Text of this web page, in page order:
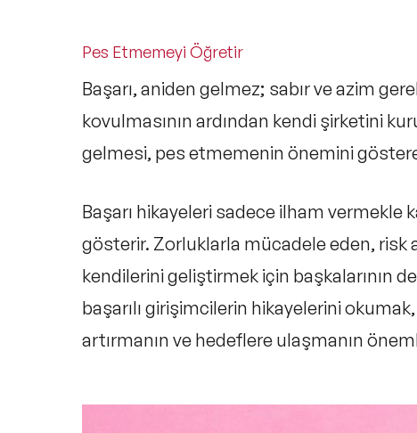
Pes Etmemeyi Öğretir
Başarı, aniden gelmez; sabır ve azim
kovulmasının ardından kendi şirketini
gelmesi, pes etmemenin önemini
Başarı hikayeleri sadece ilham vermekle
gösterir. Zorluklarla mücadele eden, risk
kendilerini geliştirmek için başkalarının
başarılı girişimcilerin hikayelerini
artırmanın ve hedeflere ulaşmanın